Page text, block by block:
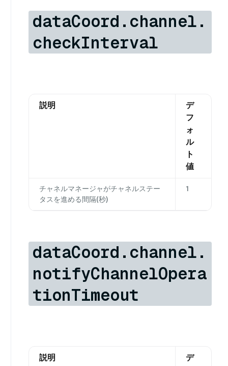
dataCoord.channel.
checkInterval
説明
デ
フ
ォ
ル
ト
値
チャネルマネージャがチャネルステー
タスを進める間隔(秒)
1
dataCoord.channel.
notifyChannelOpera
tionTimeout
説明
デ